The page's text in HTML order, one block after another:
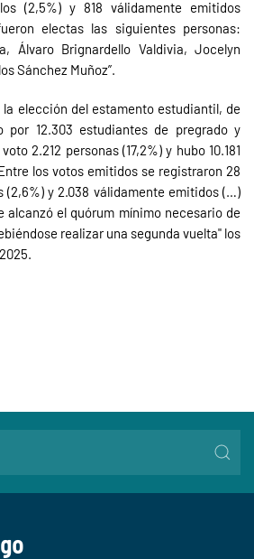
(2,5%) y 818 válidamente emitidos
electas las siguientes personas:
Álvaro Brignardello Valdivia, Jocelyn
Sánchez Muñoz”.
la elección del estamento estudiantil, de
por 12.303 estudiantes de pregrado y
2.212 personas (17,2%) y hubo 10.181
los votos emitidos se registraron 28
(2,6%) y 2.038 válidamente emitidos (…)
alcanzó el quórum mínimo necesario de
realizar una segunda vuelta" los